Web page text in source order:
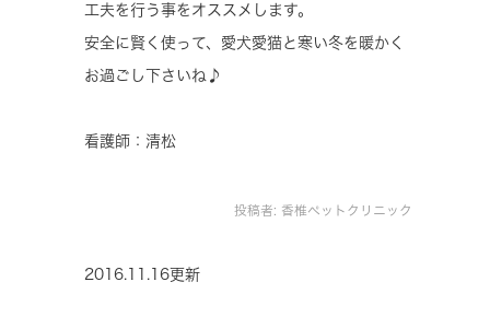
工夫を行う事をオススメします。
安全に賢く使って、愛犬愛猫と寒い冬を暖かく
お過ごし下さいね♪
看護師：清松
投稿者: 香椎ペットクリニック
2016.11.16更新